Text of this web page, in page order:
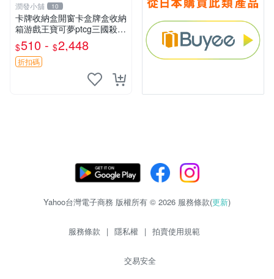
潤發小舖 10
卡牌收納盒開窗卡盒牌盒收納
箱游戲王寶可夢ptcg三國殺海
賊王dtcg
$510 - $2,448
折扣碼
Yahoo台灣電子商務 版權所有 © 2026 服務條款(更新)
服務條款 | 隱私權 | 拍賣使用規範
交易安全